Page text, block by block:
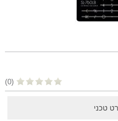
(0)
טכני